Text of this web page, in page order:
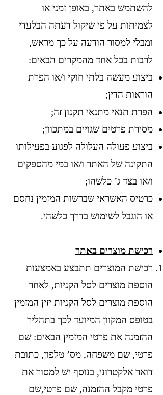
להשתמש באתר, באופן זמני או
לצמיתות על פי שיקול דעתה הבלעדי
ומבלי למסור הודעה על כך מראש,
לרבות בכל אחד מהמקרים הבאים:
ביצוע מעשה בלתי חוקי ו/או הפרת
הוראות הדין;
הפרת תנאי מתנאי תקנון זה;
מסירת פרטים שגויים במתכוון;
ביצוע פעולה העלולה לפגוע בפעילותו
התקינה של האתר ו/או במי מהספקים
ו/או בצד ג’ כלשהו;
כרטיס האשראי שברשות המזמין נחסם
או הוגבל לשימוש בדרך כלשהי.
רכישת מוצרים באתר
רכישת המוצרים תתבצע באמצעות
הוספת מוצרים לסל הקניות, לאחר
הוספת מוצרים לסל הקניות יזין המזמין
בטופס המקוון המיועד לכך בתהליך
ההזמנה את פרטי המזמין הבאים: שם
פרטי, שם משפחה, מס’ טלפון, כתובת
דואר אלקטרוני, בנוסף יש למסור את
פרטי מקבל ההזמנה, שם פרטי,שם